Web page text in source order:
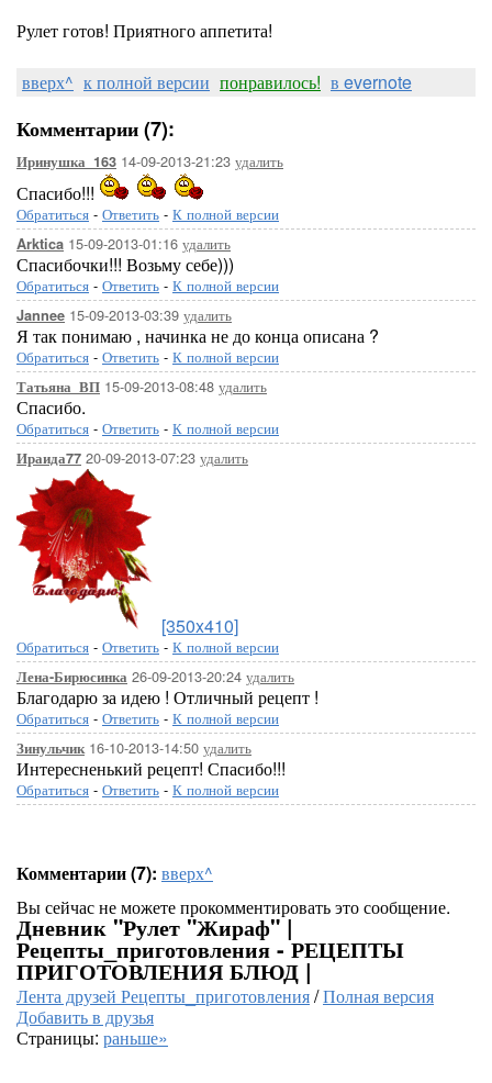
Рулет готов! Приятного аппетита!
вверх^ к полной версии понравилось! в evernote
Комментарии (7):
Иринушка_163 14-09-2013-21:23 удалить
Спасибо!!!
Обратиться - Ответить - К полной версии
Arktica 15-09-2013-01:16 удалить
Спасибочки!!! Возьму себе)))
Обратиться - Ответить - К полной версии
Jannee 15-09-2013-03:39 удалить
Я так понимаю , начинка не до конца описана ?
Обратиться - Ответить - К полной версии
Татьяна_ВП 15-09-2013-08:48 удалить
Спасибо.
Обратиться - Ответить - К полной версии
Ираида77 20-09-2013-07:23 удалить
[350x410]
Обратиться - Ответить - К полной версии
Лена-Бирюсинка 26-09-2013-20:24 удалить
Благодарю за идею ! Отличный рецепт !
Обратиться - Ответить - К полной версии
Зинульчик16-10-2013-14:50 удалить
Интересненький рецепт! Спасибо!!!
Обратиться - Ответить - К полной версии
Комментарии (7): вверх^
Вы сейчас не можете прокомментировать это сообщение.
Дневник "Рулет "Жираф" |
Рецепты_приготовления - РЕЦЕПТЫ
ПРИГОТОВЛЕНИЯ БЛЮД |
Лента друзей Рецепты_приготовления/Полная версия
Добавить в друзья
Страницы: раньше»